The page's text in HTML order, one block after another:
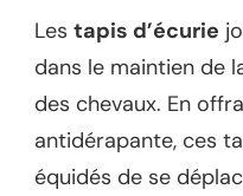
Les tapis d’écurie
dans le maintien de
des chevaux. En
antidérapante, ces
équidés de se